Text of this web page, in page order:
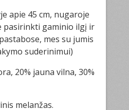
apie 45 cm, nugaroje
pasirinkti gaminio ilgį ir
mes su jumis
suderinimui)
20% jauna vilna, 30%
melanžas.